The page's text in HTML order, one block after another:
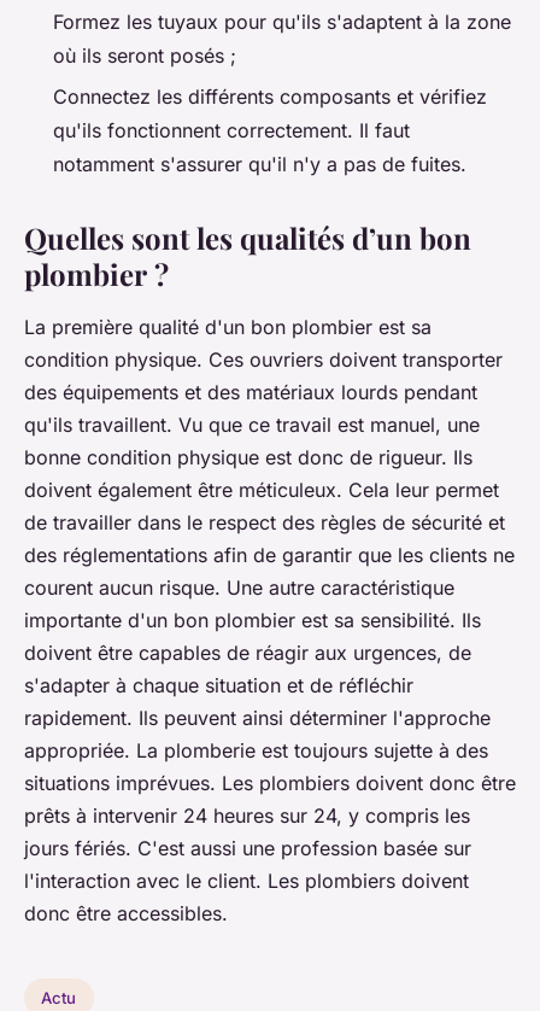
Formez les tuyaux pour qu'ils s'adaptent à la zone
où ils seront posés ;
Connectez les différents composants et vérifiez
qu'ils fonctionnent correctement. Il faut
notamment s'assurer qu'il n'y a pas de fuites.
Quelles sont les qualités d’un bon
plombier ?
La première qualité d'un bon plombier est sa
condition physique. Ces ouvriers doivent transporter
des équipements et des matériaux lourds pendant
qu'ils travaillent. Vu que ce travail est manuel, une
bonne condition physique est donc de rigueur. Ils
doivent également être méticuleux. Cela leur permet
de travailler dans le respect des règles de sécurité et
des réglementations afin de garantir que les clients ne
courent aucun risque. Une autre caractéristique
importante d'un bon plombier est sa sensibilité. Ils
doivent être capables de réagir aux urgences, de
s'adapter à chaque situation et de réfléchir
rapidement. Ils peuvent ainsi déterminer l'approche
appropriée. La plomberie est toujours sujette à des
situations imprévues. Les plombiers doivent donc être
prêts à intervenir 24 heures sur 24, y compris les
jours fériés. C'est aussi une profession basée sur
l'interaction avec le client. Les plombiers doivent
donc être accessibles.
Actu